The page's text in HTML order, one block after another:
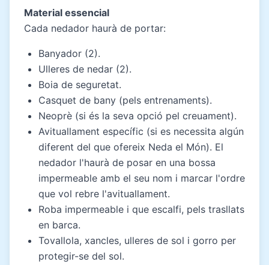
Material essencial
Cada nedador haurà de portar:
Banyador (2).
Ulleres de nedar (2).
Boia de seguretat.
Casquet de bany (pels entrenaments).
Neoprè (si és la seva opció pel creuament).
Avituallament específic (si es necessita algún
diferent del que ofereix Neda el Món). El
nedador l'haurà de posar en una bossa
impermeable amb el seu nom i marcar l'ordre
que vol rebre l'avituallament.
Roba impermeable i que escalfi, pels trasllats
en barca.
Tovallola, xancles, ulleres de sol i gorro per
protegir-se del sol.